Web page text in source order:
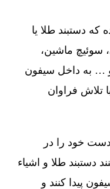
که دستبند طلا یا
سوئیچ ماشین،
و … به داخل سیفون
تلاش فراوان
خود را در
دستبند طلا و اشیاء
پیدا کنند و